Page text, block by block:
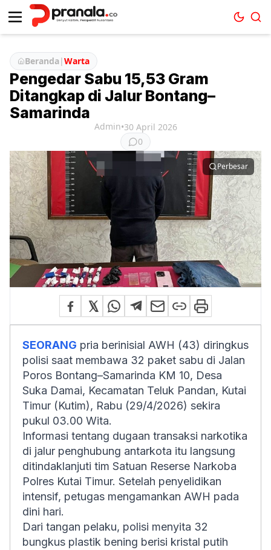
Beranda|Warta
Pengedar Sabu 15,53 Gram
Ditangkap di Jalur Bontang–
Samarinda
Admin•30 April 2026
0
Perbesar
SEORANG pria berinisial AWH (43) diringkus
polisi saat membawa 32 paket sabu di Jalan
Poros Bontang–Samarinda KM 10, Desa
Suka Damai, Kecamatan Teluk Pandan, Kutai
Timur (Kutim), Rabu (29/4/2026) sekira
pukul 03.00 Wita.
Informasi tentang dugaan transaksi narkotika
di jalur penghubung antarkota itu langsung
ditindaklanjuti tim Satuan Reserse Narkoba
Polres Kutai Timur. Setelah penyelidikan
intensif, petugas mengamankan AWH pada
dini hari.
Dari tangan pelaku, polisi menyita 32
bungkus plastik bening berisi kristal putih